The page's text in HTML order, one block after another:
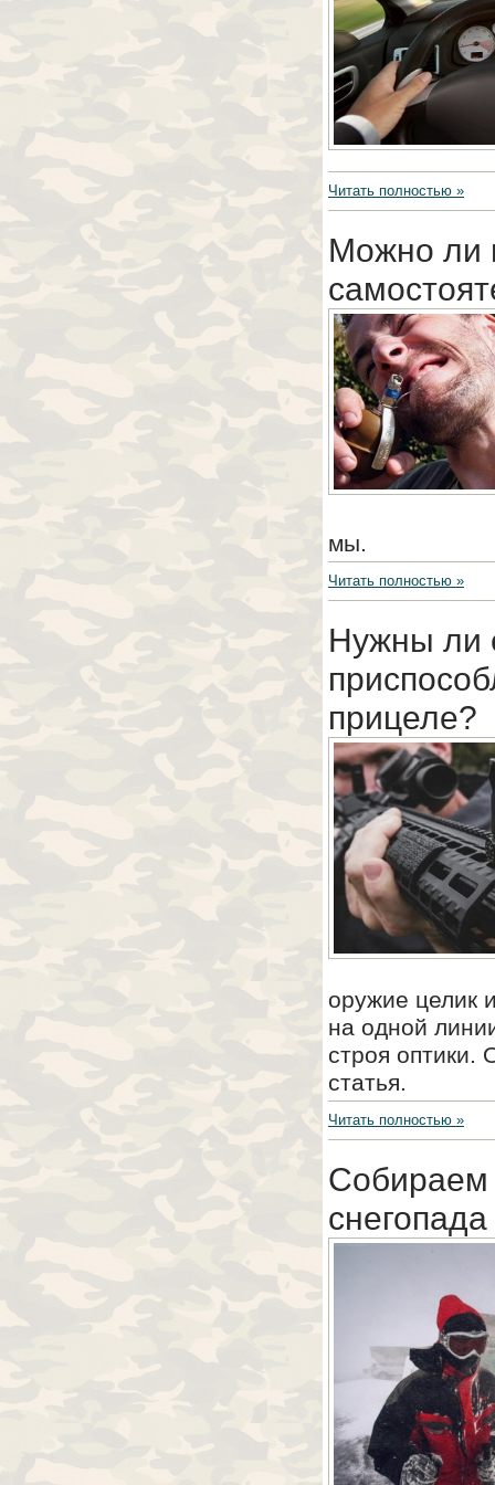
Читать полностью »
Можно ли
мы.
Читать полностью »
Нужны ли
прицеле?
оружие целик
на одной
строя оптики.
статья.
Читать полностью »
Собираем